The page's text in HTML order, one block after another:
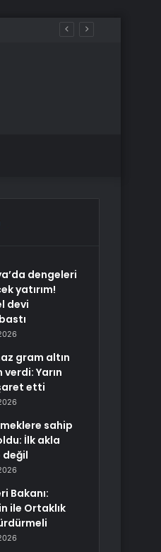
dengeleri
yatırım!
devi
gram altın
Yarın
etti
sahip
İlk akla
değil
Bakanı:
ile Ortaklık